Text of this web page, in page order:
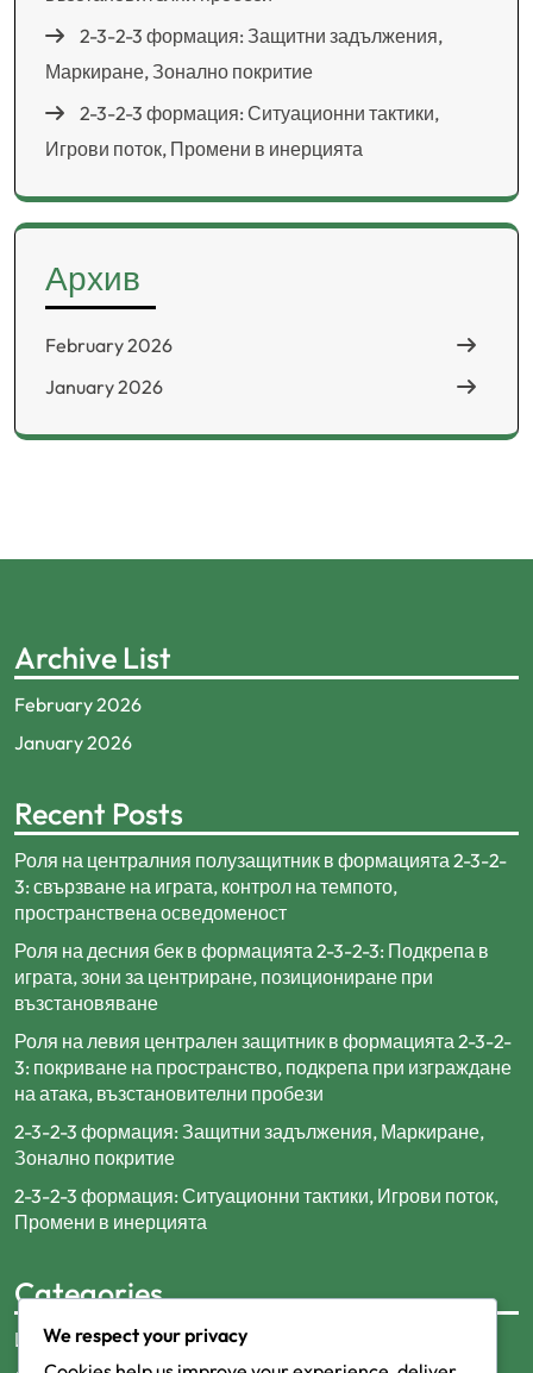
2-3-2-3 формация: Защитни задължения,
Маркиране, Зонално покритие
2-3-2-3 формация: Ситуационни тактики,
Игрови поток, Промени в инерцията
Архив
February 2026
January 2026
Archive List
February 2026
January 2026
Recent Posts
Роля на централния полузащитник в формацията 2-3-2-
3: свързване на играта, контрол на темпото,
пространствена осведоменост
Роля на десния бек в формацията 2-3-2-3: Подкрепа в
играта, зони за центриране, позициониране при
възстановяване
Роля на левия централен защитник в формацията 2-3-2-
3: покриване на пространство, подкрепа при изграждане
на атака, възстановителни пробези
2-3-2-3 формация: Защитни задължения, Маркиране,
Зонално покритие
2-3-2-3 формация: Ситуационни тактики, Игрови поток,
Промени в инерцията
Categories
Игрови роли в футболна формация 2-3-2-3
We respect your privacy